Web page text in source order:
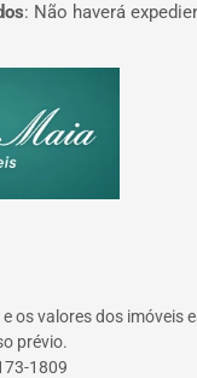
: Não haverá
os valores dos imóveis
prévio.
1809